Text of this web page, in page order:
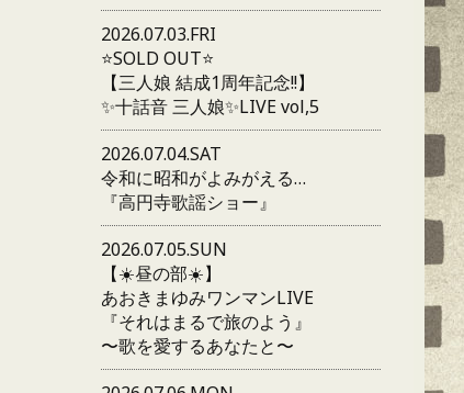
2026.07.03.FRI
⭐️SOLD OUT⭐️
【三人娘 結成1周年記念!!】
✨十話音 三人娘✨LIVE vol,5
2026.07.04.SAT
令和に昭和がよみがえる…
『高円寺歌謡ショー』
2026.07.05.SUN
【☀️昼の部☀️】
あおきまゆみワンマンLIVE
『それはまるで旅のよう』
〜歌を愛するあなたと〜